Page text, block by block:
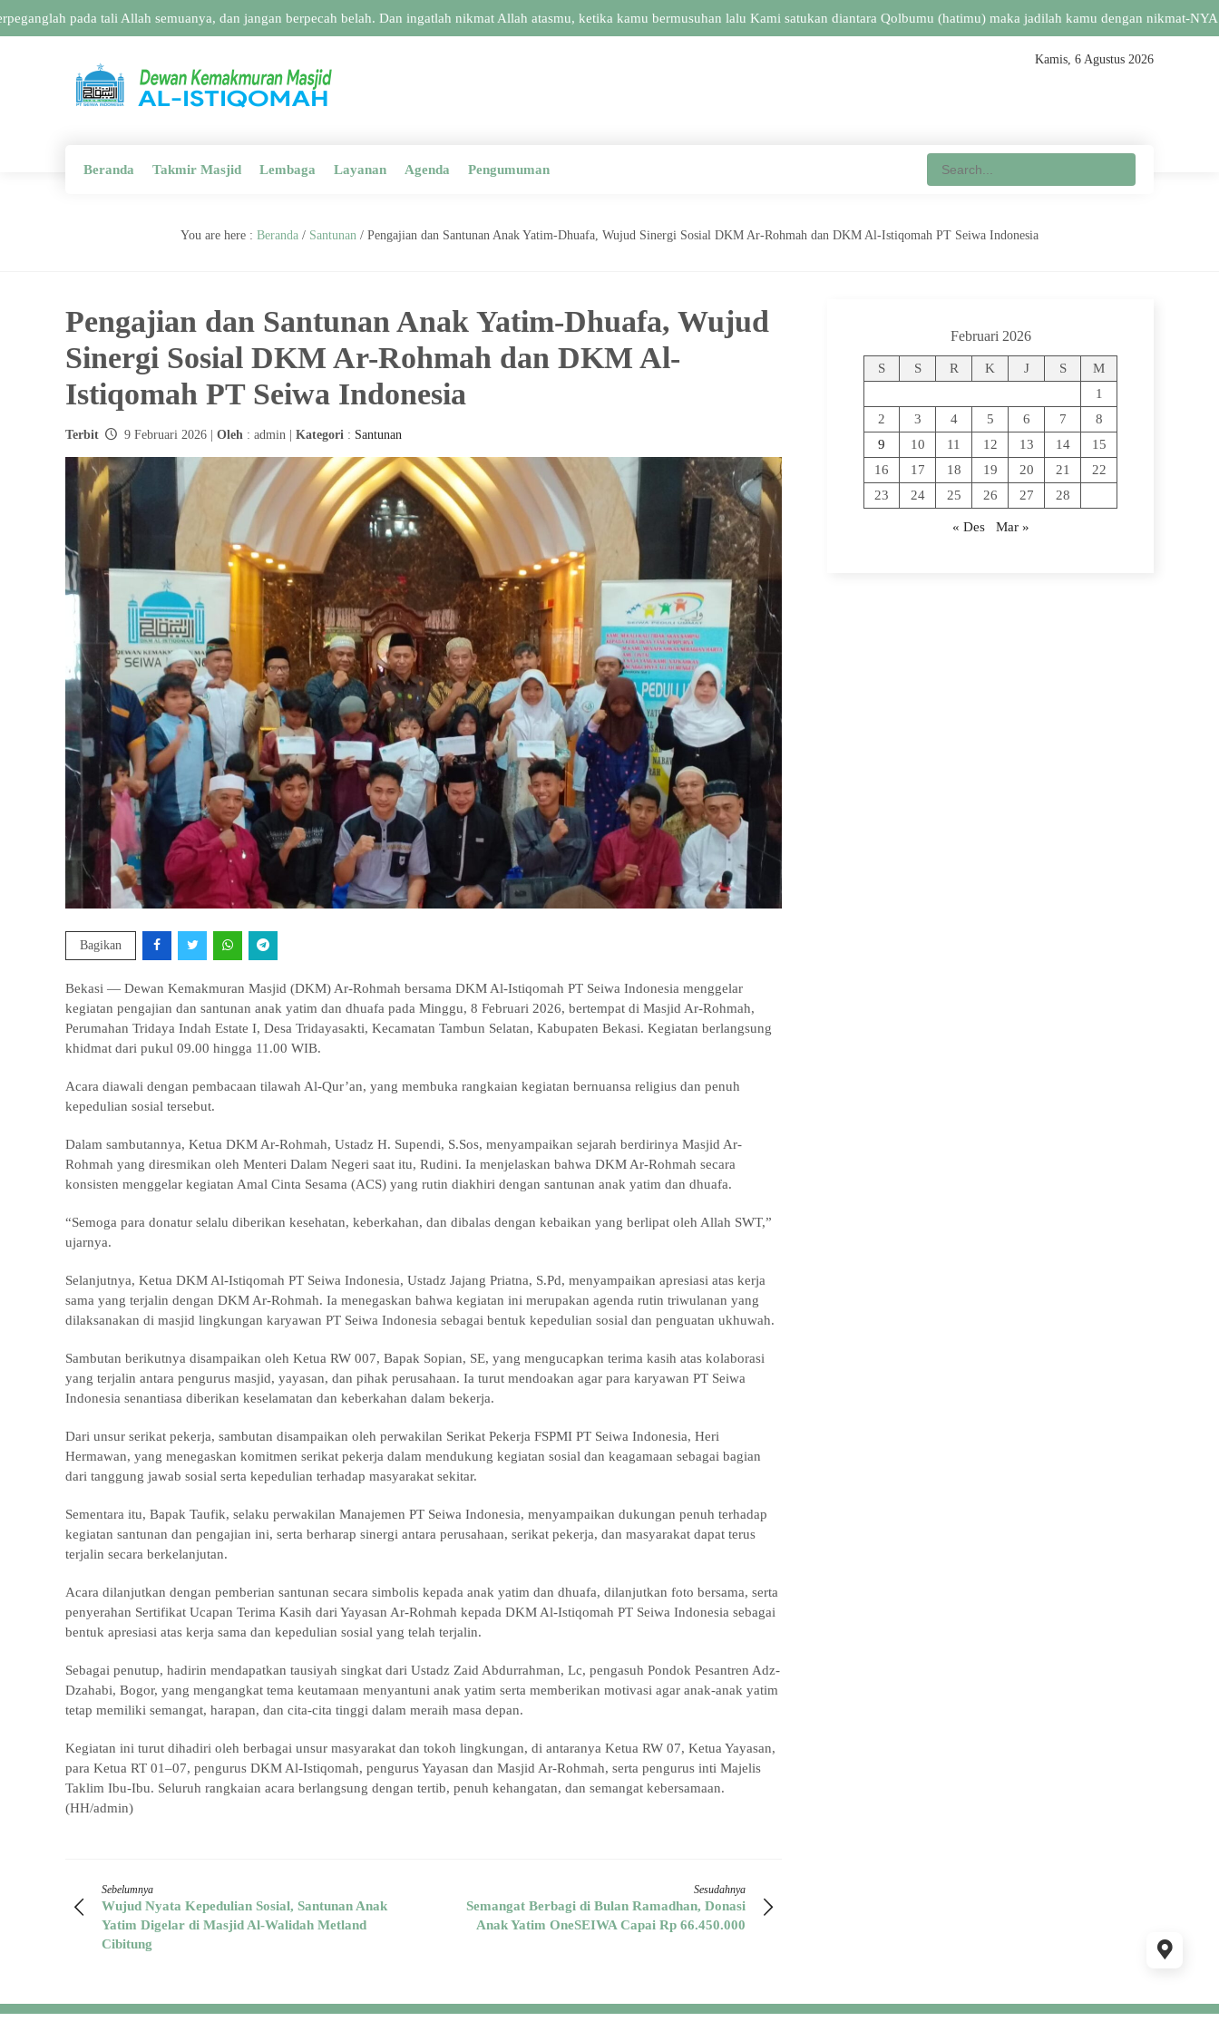
pada tali Allah semuanya, dan jangan berpecah belah. Dan ingatlah nikmat Allah atasmu, ketika kamu bermusuhan lalu Kami satukan diantara Qolbumu (hatimu) maka jadilah kamu dengan nikmat-NYA itu
Kamis, 6 Agustus 2026
Beranda Takmir Masjid Lembaga Layanan Agenda Pengumuman
You are here : Beranda / Santunan / Pengajian dan Santunan Anak Yatim-Dhuafa, Wujud Sinergi Sosial DKM Ar-Rohmah dan DKM Al-Istiqomah PT Seiwa Indonesia
Pengajian dan Santunan Anak Yatim-Dhuafa, Wujud
Sinergi Sosial DKM Ar-Rohmah dan DKM Al-
Istiqomah PT Seiwa Indonesia
Terbit 9 Februari 2026 | Oleh: admin | Kategori: Santunan
Bagikan
Bekasi — Dewan Kemakmuran Masjid (DKM) Ar-Rohmah bersama DKM Al-Istiqomah PT Seiwa Indonesia menggelar
kegiatan pengajian dan santunan anak yatim dan dhuafa pada Minggu, 8 Februari 2026, bertempat di Masjid Ar-Rohmah,
Perumahan Tridaya Indah Estate I, Desa Tridayasakti, Kecamatan Tambun Selatan, Kabupaten Bekasi. Kegiatan berlangsung
khidmat dari pukul 09.00 hingga 11.00 WIB.
Acara diawali dengan pembacaan tilawah Al-Qur’an, yang membuka rangkaian kegiatan bernuansa religius dan penuh
kepedulian sosial tersebut.
Dalam sambutannya, Ketua DKM Ar-Rohmah, Ustadz H. Supendi, S.Sos, menyampaikan sejarah berdirinya Masjid Ar-
Rohmah yang diresmikan oleh Menteri Dalam Negeri saat itu, Rudini. Ia menjelaskan bahwa DKM Ar-Rohmah secara
konsisten menggelar kegiatan Amal Cinta Sesama (ACS) yang rutin diakhiri dengan santunan anak yatim dan dhuafa.
“Semoga para donatur selalu diberikan kesehatan, keberkahan, dan dibalas dengan kebaikan yang berlipat oleh Allah SWT,”
ujarnya.
Selanjutnya, Ketua DKM Al-Istiqomah PT Seiwa Indonesia, Ustadz Jajang Priatna, S.Pd, menyampaikan apresiasi atas kerja
sama yang terjalin dengan DKM Ar-Rohmah. Ia menegaskan bahwa kegiatan ini merupakan agenda rutin triwulanan yang
dilaksanakan di masjid lingkungan karyawan PT Seiwa Indonesia sebagai bentuk kepedulian sosial dan penguatan ukhuwah.
Sambutan berikutnya disampaikan oleh Ketua RW 007, Bapak Sopian, SE, yang mengucapkan terima kasih atas kolaborasi
yang terjalin antara pengurus masjid, yayasan, dan pihak perusahaan. Ia turut mendoakan agar para karyawan PT Seiwa
Indonesia senantiasa diberikan keselamatan dan keberkahan dalam bekerja.
Dari unsur serikat pekerja, sambutan disampaikan oleh perwakilan Serikat Pekerja FSPMI PT Seiwa Indonesia, Heri
Hermawan, yang menegaskan komitmen serikat pekerja dalam mendukung kegiatan sosial dan keagamaan sebagai bagian
dari tanggung jawab sosial serta kepedulian terhadap masyarakat sekitar.
Sementara itu, Bapak Taufik, selaku perwakilan Manajemen PT Seiwa Indonesia, menyampaikan dukungan penuh terhadap
kegiatan santunan dan pengajian ini, serta berharap sinergi antara perusahaan, serikat pekerja, dan masyarakat dapat terus
terjalin secara berkelanjutan.
Acara dilanjutkan dengan pemberian santunan secara simbolis kepada anak yatim dan dhuafa, dilanjutkan foto bersama, serta
penyerahan Sertifikat Ucapan Terima Kasih dari Yayasan Ar-Rohmah kepada DKM Al-Istiqomah PT Seiwa Indonesia sebagai
bentuk apresiasi atas kerja sama dan kepedulian sosial yang telah terjalin.
Sebagai penutup, hadirin mendapatkan tausiyah singkat dari Ustadz Zaid Abdurrahman, Lc, pengasuh Pondok Pesantren Adz-
Dzahabi, Bogor, yang mengangkat tema keutamaan menyantuni anak yatim serta memberikan motivasi agar anak-anak yatim
tetap memiliki semangat, harapan, dan cita-cita tinggi dalam meraih masa depan.
Kegiatan ini turut dihadiri oleh berbagai unsur masyarakat dan tokoh lingkungan, di antaranya Ketua RW 07, Ketua Yayasan,
para Ketua RT 01–07, pengurus DKM Al-Istiqomah, pengurus Yayasan dan Masjid Ar-Rohmah, serta pengurus inti Majelis
Taklim Ibu-Ibu. Seluruh rangkaian acara berlangsung dengan tertib, penuh kehangatan, dan semangat kebersamaan.
(HH/admin)
Sebelumnya
Wujud Nyata Kepedulian Sosial, Santunan Anak
Yatim Digelar di Masjid Al-Walidah Metland
Cibitung
Sesudahnya
Semangat Berbagi di Bulan Ramadhan, Donasi
Anak Yatim OneSEIWA Capai Rp 66.450.000
Februari 2026
S S R K J S
M
1
2
3 4 5 6 7
8
9
10 11 12 13 14
15
16
17 18 19 20 21
22
23
24 25 26 27 28
« Des Mar »